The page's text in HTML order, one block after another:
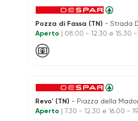
Pozza di Fassa (TN) - Strada De Sot
Aperto
| 08.00 - 12.30 e 15.30 -
Revo' (TN) - Piazza della Madonna
Aperto
| 7.30 - 12.30 e 16.00 -